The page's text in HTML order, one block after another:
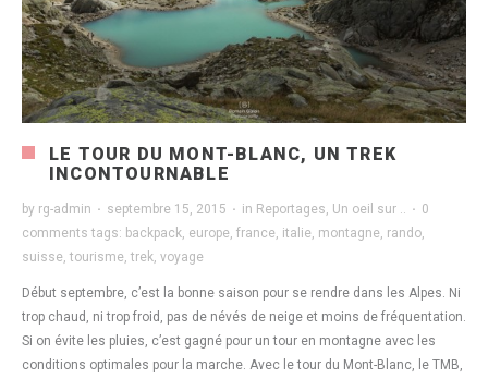
LE TOUR DU MONT-BLANC, UN TREK
INCONTOURNABLE
by rg-admin · septembre 15, 2015 · in Reportages Un oeil sur .. · 0
comments tags: backpack europe france italie montagne rando
suisse tourisme trek voyage
Début septembre, c’est la bonne saison pour se rendre dans les Alpes. Ni
trop chaud, ni trop froid, pas de névés de neige et moins de fréquentation.
Si on évite les pluies, c’est gagné pour un tour en montagne avec les
conditions optimales pour la marche. Avec le tour du Mont-Blanc, le TMB,